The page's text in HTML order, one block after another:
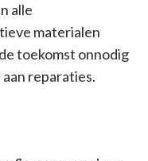
alle
materialen
toekomst onnodig
reparaties.